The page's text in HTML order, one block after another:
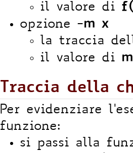
il valore di
opzione -m x
la traccia
il valore di
Traccia della
Per evidenziare
funzione:
si passi alla